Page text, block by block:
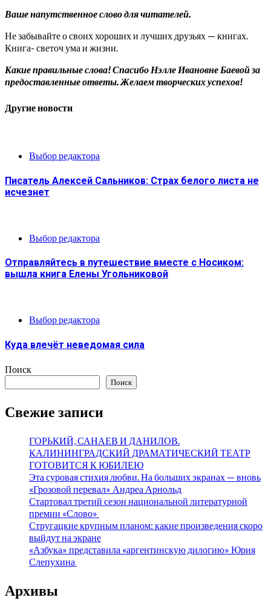
Ваше напутственное слово для читателей.
Не забывайте о своих хороших и лучших друзьях — книгах.
Книга- светоч ума и жизни.
Какие правильные слова! Спасибо Нэлле Ивановне Баевой за
предоставленные ответы. Желаем творческих успехов!
Другие новости
Выбор редактора
Писатель Алексей Сальников: Страх белого листа не
исчезнет
Выбор редактора
Отправляйтесь в путешествие вместе с Носиком:
вышла книга Елены Угольниковой
Выбор редактора
Куда влечёт неведомая сила
Поиск
Поиск
Свежие записи
ГОРЬКИЙ, САНАЕВ И ДАНИЛОВ.
КАЛИНИНГРАДСКИЙ ДРАМАТИЧЕСКИЙ ТЕАТР
ГОТОВИТСЯ К ЮБИЛЕЮ
Эта суровая стихия любви. На больших экранах — вновь
«Грозовой перевал» Андреа Арнольд
Стартовал третий сезон национальной литературной
премии «Слово»
Стругацкие крупным планом: какие произведения скоро
выйдут на экране
«Азбука» представила «аргентинскую дилогию» Юрия
Слепухина
Архивы